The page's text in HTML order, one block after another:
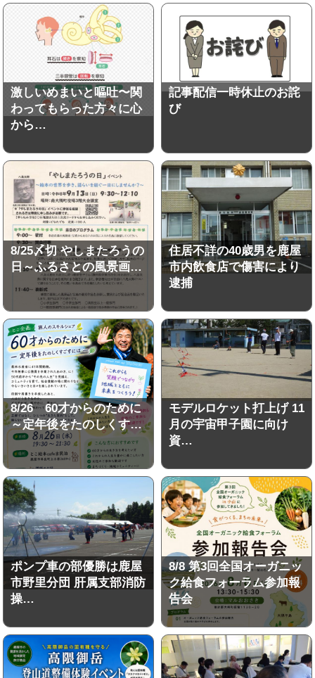
激しいめまいと嘔吐〜関
わってもらった方々に心
から…
記事配信一時休止のお詫
び
8/25〆切 やしまたろうの
日～ふるさとの風景画…
住居不詳の40歳男を鹿屋
市内飲食店で傷害により
逮捕
8/26 60才からのために
～定年後をたのしくす…
モデルロケット打上げ 11
月の宇宙甲子園に向け
資…
ポンプ車の部優勝は鹿屋
市野里分団 肝属支部消防
操…
8/8 第3回全国オーガニッ
ク給食フォーラム参加報
告会